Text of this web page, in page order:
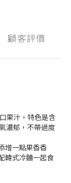
顧客評價
果汁，特色是含
濃郁，不帶過度
增一點果香香
韓式冷麵一起食